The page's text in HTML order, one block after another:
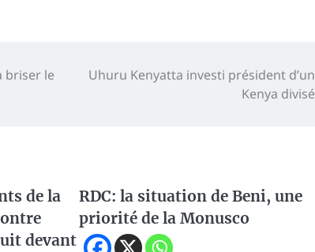
briser le
Uhuru Kenyatta investi président d’un
Kenya divisé
de la
devant
RDC: la situation de Beni, une
priorité de la Monusco